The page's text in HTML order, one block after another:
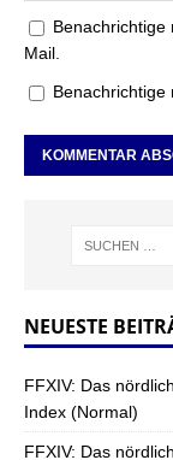
Benachrichtige
Mail.
Benachrichtige
NEUESTE
FFXIV: Das
Index (Normal)
FFXIV: Das